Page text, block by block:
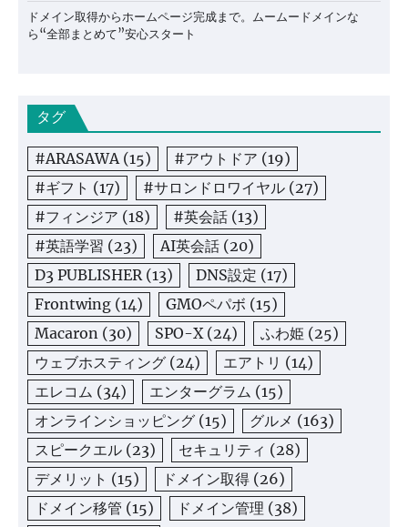
ドメイン取得からホームページ完成まで。ムームードメインな
ら“全部まとめて”安心スタート
タグ
#ARASAWA(15) #アウトドア (19)
#ギフト (17) #サロンドロワイヤル (27)
#フィンジア (18) #英会話 (13)
#英語学習 (23) AI英会話 (20)
D3 PUBLISHER(13) DNS設定 (17)
Frontwing (14) GMOペパボ (15)
Macaron (30) SPO-X(24) ふわ姫 (25)
ウェブホスティング (24) エアトリ (14)
エレコム (34) エンターグラム (15)
オンラインショッピング (15) グルメ (163)
スピークエル (23) セキュリティ (28)
デメリット (15) ドメイン取得 (26)
ドメイン移管 (15) ドメイン管理 (38)